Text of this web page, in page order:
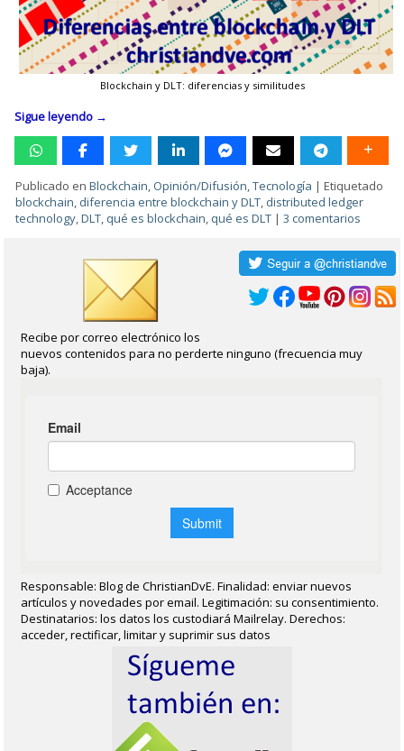
Blockchain y DLT: diferencias y similitudes
Sigue leyendo →
Publicado en Blockchain, Opinión/Difusión,Tecnología |Etiquetado
blockchain, diferencia entre blockchain y DLT, distributed ledger
technology,DLT, qué es blockchain, qué es DLT |3 comentarios
Recibe por correo electrónico los
nuevos contenidos para no perderte ninguno (frecuencia muy
baja).
Responsable: Blog de ChristianDvE. Finalidad: enviar nuevos
artículos y novedades por email. Legitimación: su consentimiento.
Destinatarios: los datos los custodiará Mailrelay. Derechos:
acceder, rectificar, limitar y suprimir sus datos